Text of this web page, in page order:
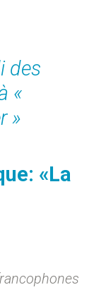
des
«
»
«La